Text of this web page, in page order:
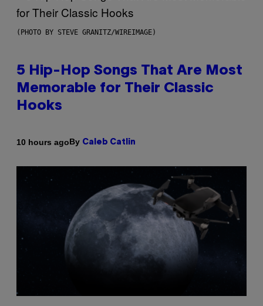
(PHOTO BY STEVE GRANITZ/WIREIMAGE)
5 Hip-Hop Songs That Are Most
Memorable for Their Classic
Hooks
10 hours agoBy Caleb Catlin